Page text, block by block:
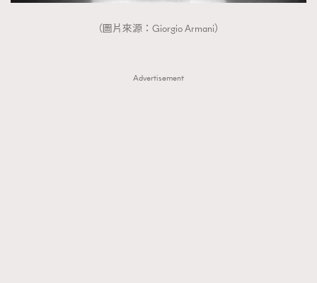
（圖片來源：Giorgio Armani）
Advertisement